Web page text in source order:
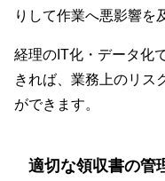
りして作業へ悪影響を
経理のIT化・データ化
きれば、業務上のリス
ができます。
適切な領収書の管